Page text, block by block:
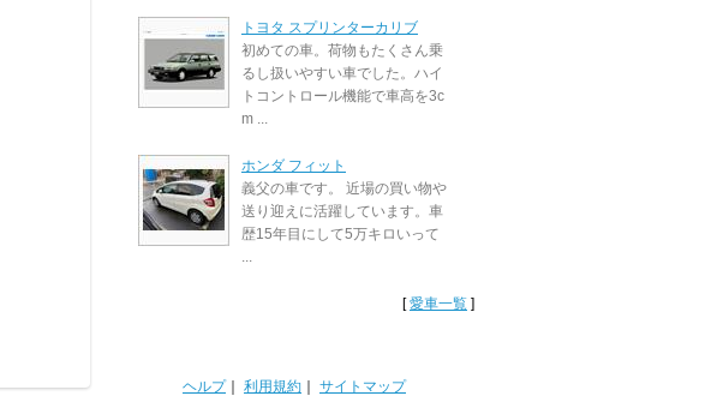
トヨタ スプリンターカリブ
初めての車。荷物もたくさん乗
るし扱いやすい車でした。ハイ
トコントロール機能で車高を3c
m ...
ホンダ フィット
義父の車です。 近場の買い物や
送り迎えに活躍しています。車
歴15年目にして5万キロいって
...
[愛車一覧 ]
ヘルプ｜ 利用規約 サイトマップ